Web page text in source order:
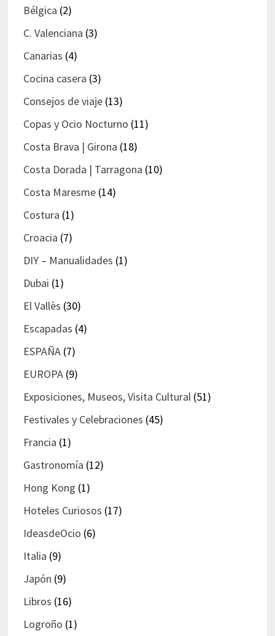
Bélgica (2)
C. Valenciana (3)
Canarias (4)
Cocina casera (3)
Consejos de viaje(13)
Copas y Ocio Nocturno (11)
Costa Brava | Girona (18)
Costa Dorada | Tarragona (10)
Costa Maresme(14)
Costura (1)
Croacia (7)
DIY – Manualidades (1)
Dubai (1)
El Vallès (30)
Escapadas (4)
ESPAÑA(7)
EUROPA(9)
Exposiciones, Museos, Visita Cultural(51)
Festivales y Celebraciones (45)
Francia (1)
Gastronomía (12)
Hong Kong (1)
Hoteles Curiosos (17)
IdeasdeOcio (6)
Italia (9)
Japón (9)
Libros (16)
Logroño (1)